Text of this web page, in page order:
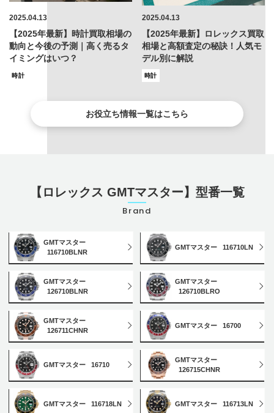
2025.04.13
【2025年最新】時計買取相場の
動向と今後の予測｜高く売るタ
イミングはいつ？
時計
2025.04.13
【2025年最新】ロレックス買取
相場と高額査定の秘訣！人気モ
デル別に解説
時計
お役立ち情報一覧はこちら
【ロレックス GMTマスター】型番一覧
Brand
GMTマスター
116710BLNR
GMTマスター 116710LN
GMTマスター
126710BLNR
GMTマスター
126710BLRO
GMTマスター
126711CHNR
GMTマスター 16700
GMTマスター 16710
GMTマスター
126715CHNR
GMTマスター 116718LN GMTマスター 116713LN